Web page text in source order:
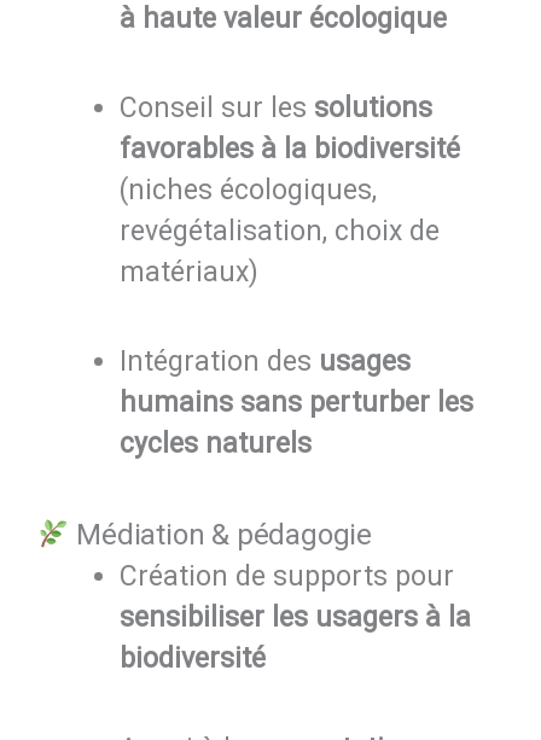
à haute valeur écologique
Conseil sur les solutions
favorables à la biodiversité
(niches écologiques,
revégétalisation, choix de
matériaux)
Intégration des usages
humains sans perturber les
cycles naturels
Médiation & pédagogie
Création de supports pour
sensibiliser les usagers à la
biodiversité